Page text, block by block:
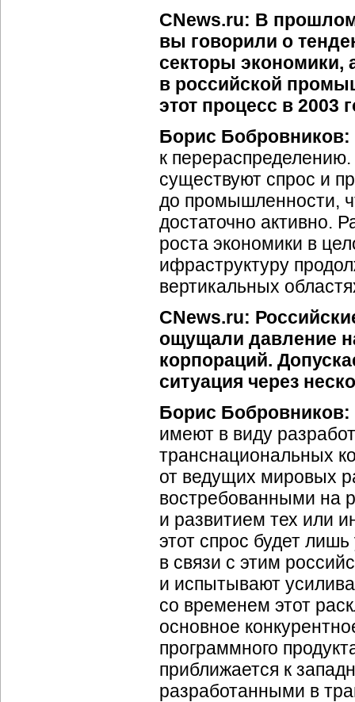
CNews.ru: В
вы говорили о
секторы экономики,
в российской
этот процесс в 2003
Борис Бобровников:
к
существуют спрос и
до промышленности,
достаточно активно.
роста экономики в
ифраструктуру
вертикальных
CNews.ru:
ощущали давление
корпораций.
ситуация через
Борис Бобровников:
имеют в виду
транснациональных
от ведущих мировых
востребованными на
и развитием тех или
этот спрос будет
в связи с этим
и испытывают
со временем этот
основное
программного
приближается к
разработанными в